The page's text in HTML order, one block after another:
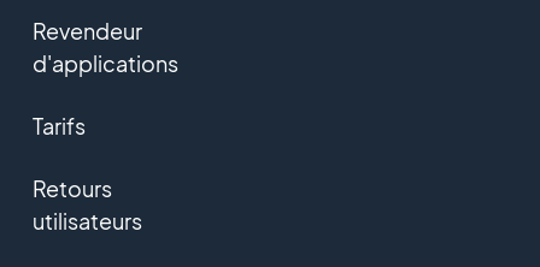
Revendeur
d'applications
Tarifs
Retours
utilisateurs